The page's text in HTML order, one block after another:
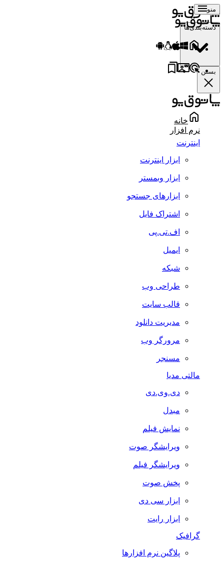
منو
دسته‌بندی‌ها
بستن
خانه
نرم افزار
اینترنت
ابزار اینترنت
ابزار وبمستر
ابزارهای جستجو
اشتراک فایل
اف.تی.پی
ایمیل
شبکه
طراحی وب
قالب سایت
مدیریت دانلود
مرورگر وب
مسنجر
مالتی مدیا
دی.وی.دی
مبدل
نمایش فیلم
ویرایشگر صوت
ویرایشگر فیلم
پخش صوت
ابزار سی دی
ابزار رایت
گرافیک
پلاگین نرم افزارها